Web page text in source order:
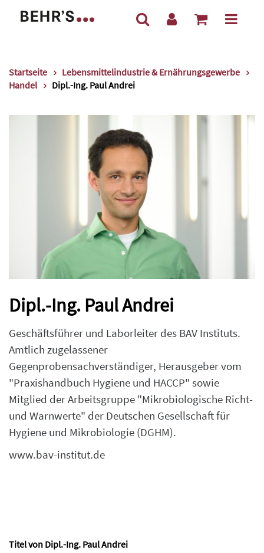
Startseite
Lebensmittelindustrie & Ernährungsgewerbe
Handel
Dipl.-Ing. Paul Andrei
Dipl.-Ing. Paul Andrei
Geschäftsführer und Laborleiter des BAV Instituts.
Amtlich zugelassener
Gegenprobensachverständiger, Herausgeber vom
"Praxishandbuch Hygiene und HACCP" sowie
Mitglied der Arbeitsgruppe "Mikrobiologische Richt-
und Warnwerte" der Deutschen Gesellschaft für
Hygiene und Mikrobiologie (DGHM).
www.bav-institut.de
Titel von Dipl.-Ing. Paul Andrei